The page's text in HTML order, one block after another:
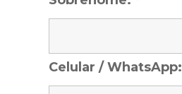
Celular / WhatsApp: